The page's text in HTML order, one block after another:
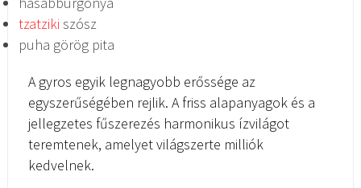
tzatziki szósz
puha görög pita
A gyros egyik legnagyobb erőssége az
egyszerűségében rejlik. A friss alapanyagok és a
jellegzetes fűszerezés harmonikus ízvilágot
teremtenek, amelyet világszerte milliók
kedvelnek.